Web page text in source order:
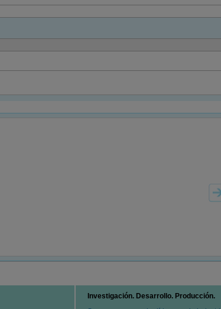
Investigación. Desarrollo. Producción.